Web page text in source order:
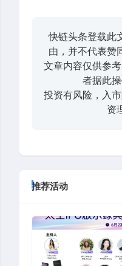
快链头条登载此
由，并不代表赞
文章内容仅供参
者据此操
投资有风险，入
资
推荐活动